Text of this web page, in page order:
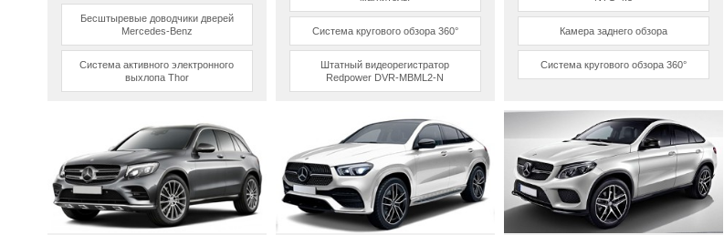
Бесштыревые доводчики дверей
Mercedes-Benz
Система активного электронного
выхлопа Thor
Система кругового обзора 360°
Штатный видеорегистратор
Redpower DVR-MBML2-N
Камера заднего обзора
Система кругового обзора 360°